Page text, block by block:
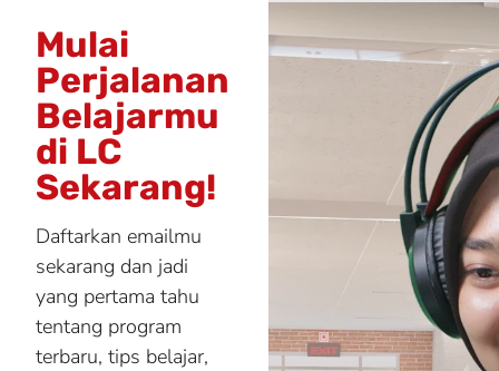
Mulai
Perjalanan
Belajarmu
di LC
Sekarang!
Daftarkan emailmu
sekarang dan jadi
yang pertama tahu
tentang program
terbaru, tips belajar,